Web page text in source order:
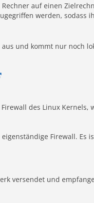
auf einen
werden, sodass
und kommt nur noch
des Linux Kernels,
Firewall. Es
versendet und